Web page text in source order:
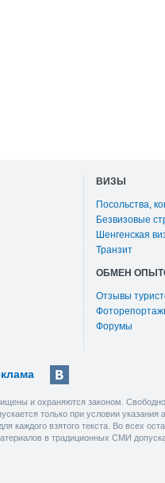
ВИЗЫ
Посольства,
Безвизовые
Шенгенская
Транзит
ОБМЕН
Отзывы
Форумы
и охраняются законом.
только при условии
каждого взятого текста. Во всех
в традиционных СМИ